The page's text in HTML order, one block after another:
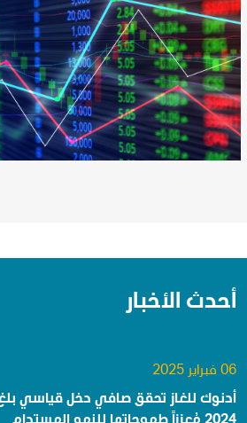
أحدث الأخبار
06 فبراير 2025